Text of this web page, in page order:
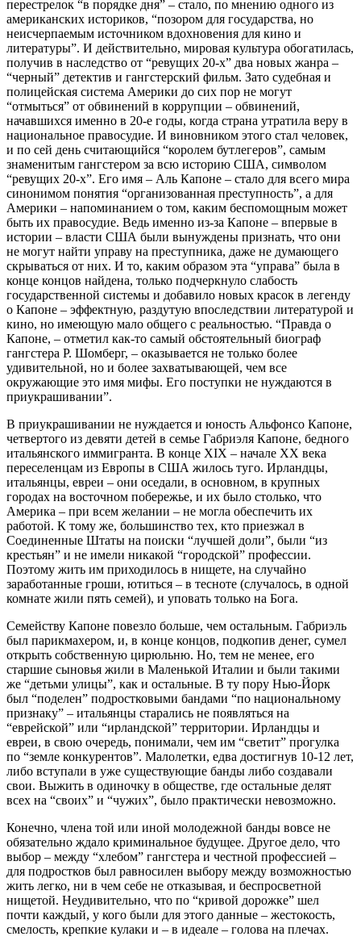
перестрелок “в порядке дня” – стало, по мнению одного из
американских историков, “позором для государства, но
неисчерпаемым источником вдохновения для кино и
литературы”. И действительно, мировая культура обогатилась,
получив в наследство от “ревущих 20-х” два новых жанра –
“черный” детектив и гангстерский фильм. Зато судебная и
полицейская система Америки до сих пор не могут
“отмыться” от обвинений в коррупции – обвинений,
начавшихся именно в 20-е годы, когда страна утратила веру в
национальное правосудие. И виновником этого стал человек,
и по сей день считающийся “королем бутлегеров”, самым
знаменитым гангстером за всю историю США, символом
“ревущих 20-х”. Его имя – Аль Капоне – стало для всего мира
синонимом понятия “организованная преступность”, а для
Америки – напоминанием о том, каким беспомощным может
быть их правосудие. Ведь именно из-за Капоне – впервые в
истории – власти США были вынуждены признать, что они
не могут найти управу на преступника, даже не думающего
скрываться от них. И то, каким образом эта “управа” была в
конце концов найдена, только подчеркнуло слабость
государственной системы и добавило новых красок в легенду
о Капоне – эффектную, раздутую впоследствии литературой и
кино, но имеющую мало общего с реальностью. “Правда о
Капоне, – отметил как-то самый обстоятельный биограф
гангстера Р. Шомберг, – оказывается не только более
удивительной, но и более захватывающей, чем все
окружающие это имя мифы. Его поступки не нуждаются в
приукрашивании”.
В приукрашивании не нуждается и юность Альфонсо Капоне,
четвертого из девяти детей в семье Габриэля Капоне, бедного
итальянского иммигранта. В конце ХIХ – начале ХХ века
переселенцам из Европы в США жилось туго. Ирландцы,
итальянцы, евреи – они оседали, в основном, в крупных
городах на восточном побережье, и их было столько, что
Америка – при всем желании – не могла обеспечить их
работой. К тому же, большинство тех, кто приезжал в
Соединенные Штаты на поиски “лучшей доли”, были “из
крестьян” и не имели никакой “городской” профессии.
Поэтому жить им приходилось в нищете, на случайно
заработанные гроши, ютиться – в тесноте (случалось, в одной
комнате жили пять семей), и уповать только на Бога.
Семейству Капоне повезло больше, чем остальным. Габриэль
был парикмахером, и, в конце концов, подкопив денег, сумел
открыть собственную цирюльню. Но, тем не менее, его
старшие сыновья жили в Маленькой Италии и были такими
же “детьми улицы”, как и остальные. В ту пору Нью-Йорк
был “поделен” подростковыми бандами “по национальному
признаку” – итальянцы старались не появляться на
“еврейской” или “ирландской” территории. Иpландцы и
евpеи, в свою очередь, понимали, чем им “светит” прогулка
по “земле конкурентов”. Малолетки, едва достигнув 10-12 лет,
либо вступали в уже существующие банды либо создавали
свои. Выжить в одиночку в обществе, где остальные делят
всех на “своих” и “чужих”, было практически невозможно.
Конечно, члена той или иной молодежной банды вовсе не
обязательно ждало криминальное будущее. Другое дело, что
выбор – между “хлебом” гангстера и честной профессией –
для подростков был равносилен выбору между возможностью
жить легко, ни в чем себе не отказывая, и беспросветной
нищетой. Неудивительно, что по “кривой дорожке” шел
почти каждый, у кого были для этого данные – жестокость,
смелость, крепкие кулаки и – в идеале – голова на плечах.